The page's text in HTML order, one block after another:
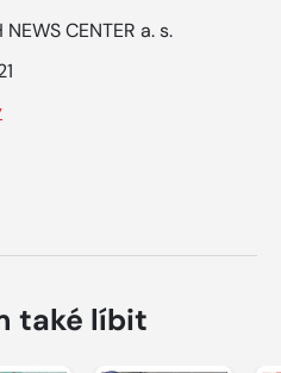
NEWS CENTER a. s.
také líbit